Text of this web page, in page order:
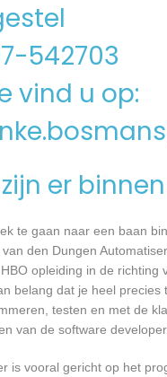
542703
vind u op:
er
te gaan naar een baan
den Dungen
opleiding in de
belang dat je heel
testen en met de
van de software
is vooral gericht op het